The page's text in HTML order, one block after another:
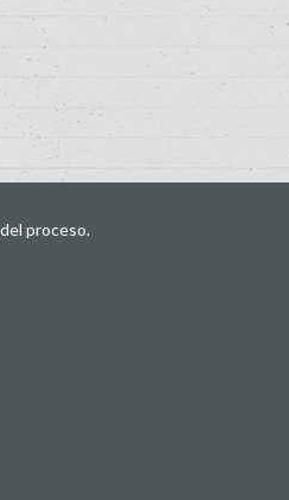
proceso.